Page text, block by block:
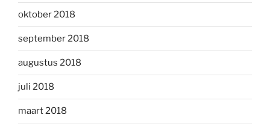
oktober 2018
september 2018
augustus 2018
juli 2018
maart 2018